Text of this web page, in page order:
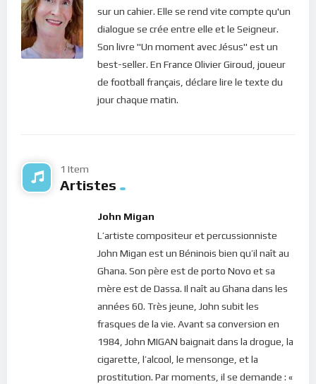
en nous car Il ne veut nullement nous forcer.
La méditation de ce jour nous convie donc encore une fois à
venir au Christ. Sa présence guérissante nous réénergisera et
nous transformera tout entier pour que nos ténèbres
deviennent lumière !
cliquer ici : [newsletter_button id=2 label=”S’abonner”
design=”twitter”]
Si vous voulez vous inscrire sur le site (afin d’être en mesure
de poster des commentaires) et pour les publications,
veuillez cliquer ici :Inscription
sur un cahier. Elle se rend vite compte qu'un
dialogue se crée entre elle et le Seigneur.
Son livre "Un moment avec Jésus" est un
best-seller. En France Olivier Giroud, joueur
de football français, déclare lire le texte du
jour chaque matin.
1 Item
Artistes
John Migan
L’artiste compositeur et percussionniste
John Migan est un Béninois bien qu’il naît au
Ghana. Son père est de porto Novo et sa
mère est de Dassa. Il naît au Ghana dans les
années 60. Très jeune, John subit les
frasques de la vie. Avant sa conversion en
1984, John MIGAN baignait dans la drogue, la
cigarette, l’alcool, le mensonge, et la
prostitution. Par moments, il se demande : «